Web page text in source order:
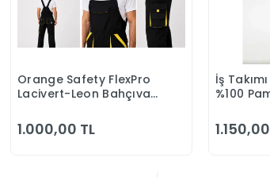
Sepete Ekle
Orange Safety FlexPro
Lacivert-Leon Bahçıvan
1.000,00 TL
İş
%100
Yazlık